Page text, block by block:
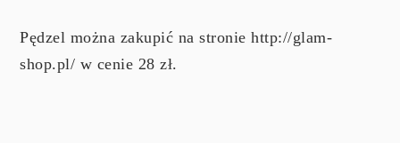
Pędzel można zakupić na stronie http://glam-
shop.pl/ w cenie 28 zł.